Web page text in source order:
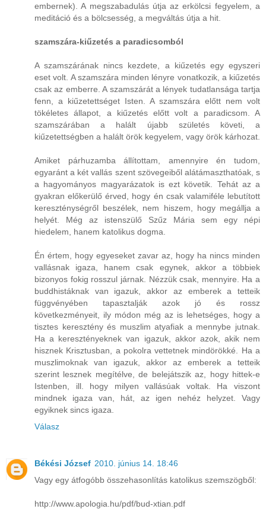
embernek). A megszabadulás útja az erkölcsi fegyelem, a
meditáció és a bölcsesség, a megváltás útja a hit.
szamszára-kiűzetés a paradicsomból
A szamszárának nincs kezdete, a kiűzetés egy egyszeri
eset volt. A szamszára minden lényre vonatkozik, a kiűzetés
csak az emberre. A szamszárát a lények tudatlansága tartja
fenn, a kiűzetettséget Isten. A szamszára előtt nem volt
tökéletes állapot, a kiűzetés előtt volt a paradicsom. A
szamszárában a halált újabb születés követi, a
kiűzetettségben a halált örök kegyelem, vagy örök kárhozat.
Amiket párhuzamba állítottam, amennyire én tudom,
egyaránt a két vallás szent szövegeiből alátámaszthatóak, s
a hagyományos magyarázatok is ezt követik. Tehát az a
gyakran előkerülő érved, hogy én csak valamiféle lebutított
kereszténységről beszélek, nem hiszem, hogy megállja a
helyét. Még az istenszülő Szűz Mária sem egy népi
hiedelem, hanem katolikus dogma.
Én értem, hogy egyeseket zavar az, hogy ha nincs minden
vallásnak igaza, hanem csak egynek, akkor a többiek
bizonyos fokig rosszul járnak. Nézzük csak, mennyire. Ha a
buddhistáknak van igazuk, akkor az emberek a tetteik
függvényében tapasztalják azok jó és rossz
következményeit, ily módon még az is lehetséges, hogy a
tisztes keresztény és muszlim atyafiak a mennybe jutnak.
Ha a keresztényeknek van igazuk, akkor azok, akik nem
hisznek Krisztusban, a pokolra vettetnek mindörökké. Ha a
muszlimoknak van igazuk, akkor az emberek a tetteik
szerint lesznek megítélve, de belejátszik az, hogy hittek-e
Istenben, ill. hogy milyen vallásúak voltak. Ha viszont
mindnek igaza van, hát, az igen nehéz helyzet. Vagy
egyiknek sincs igaza.
Válasz
Békési József 2010. június 14. 18:46
Vagy egy átfogóbb összehasonlítás katolikus szemszögből:
http://www.apologia.hu/pdf/bud-xtian.pdf